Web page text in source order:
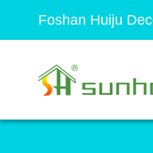
Foshan Huiju